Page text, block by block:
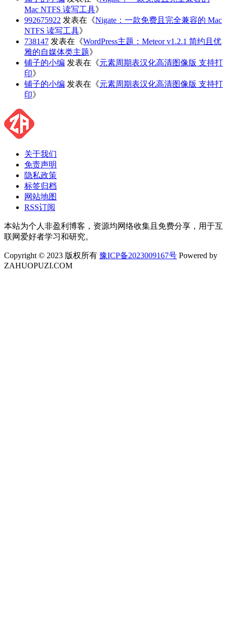
Mac NTFS 读写工具》
992675922 发表在《Nigate：一款免费且完全兼容的 Mac
NTFS 读写工具》
738147 发表在《WordPress主题：Meteor v1.2.1 简约且优
雅的自媒体类主题》
铺子的小编 发表在《元素周期表汉化高清图像版 支持打
印》
铺子的小编 发表在《元素周期表汉化高清图像版 支持打
印》
关于我们
免责声明
隐私政策
标签归档
网站地图
RSS订阅
本站为个人非盈利博客，资源均网络收集且免费分享，用于互
联网爱好者学习和研究。
Copyright © 2023 版权所有 豫ICP备2023009167号 Powered by
ZAHUOPUZI.COM